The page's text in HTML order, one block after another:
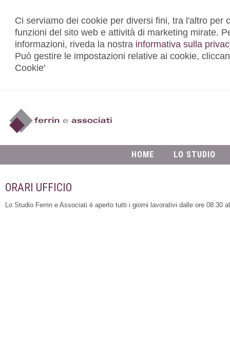
Ci serviamo dei cookie per diversi fini, tra l'altro per
funzioni del sito web e attività di marketing mirate.
informazioni, riveda la nostra informativa sulla
Può gestire le impostazioni relative ai cookie,
Cookie'
HOME LO STUDIO
ORARI UFFICIO
Lo Studio Ferrin e Associati è aperto tutti i giorni lavorativi dalle ore 08:30